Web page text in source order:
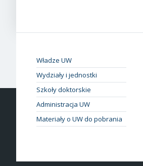
Władze UW
Wydziały i jednostki
Szkoły doktorskie
Administracja UW
Materiały o UW do pobrania